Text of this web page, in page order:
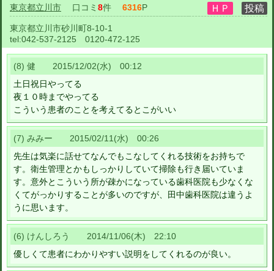
東京都立川市 口コミ 8件 6316P
東京都立川市砂川町8-10-1
tel:042-537-2125 0120-472-125
(8) 健 2015/12/02(水) 00:12
土日祝日やってる
夜１０時までやってる
こういう患者のことを考えてるとこがいい
(7) みみー 2015/02/11(水) 00:26
先生は気楽に話せてなんでもこなしてくれる技術をお持ちで
す。衛生管理とかもしっかりしていて掃除も行き届いていま
す。意外とこういう所が疎かになっている歯科医院も少なくな
くてがっかりすることが多いのですが、田中歯科医院は違うよ
うに思います。
(6) けんしろう 2014/11/06(木) 22:10
優しくて患者にわかりやすい説明をしてくれるのが良い。